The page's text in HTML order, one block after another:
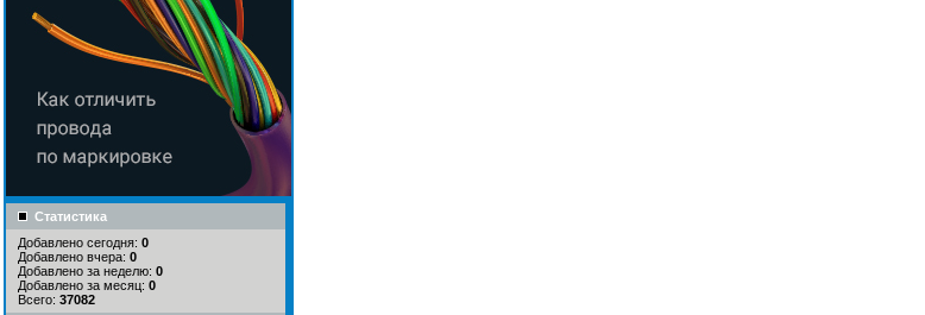
Статистика
Добавлено сегодня: 0
Добавлено вчера: 0
Добавлено за неделю: 0
Добавлено за месяц: 0
Всего: 37082